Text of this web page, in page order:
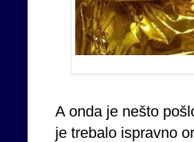
A onda je nešto
je trebalo ispravno